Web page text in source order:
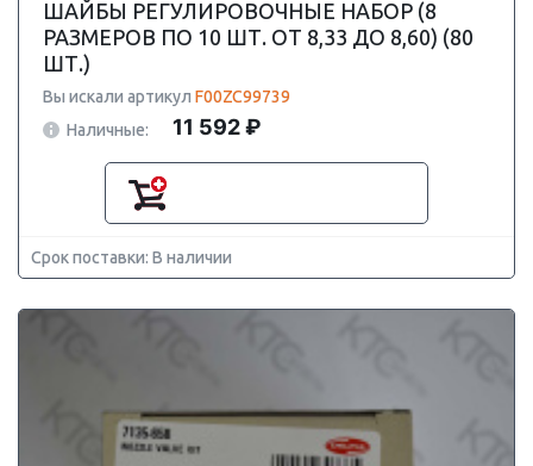
ШАЙБЫ РЕГУЛИРОВОЧНЫЕ НАБОР (8
РАЗМЕРОВ ПО 10 ШТ. ОТ 8,33 ДО 8,60) (80
ШТ.)
Вы искали артикул F00ZC99739
Наличные:
11 592 ₽
Срок поставки: В наличии